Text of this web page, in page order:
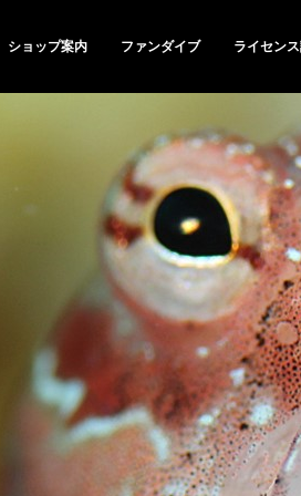
ショップ案内 ファンダイブ ライセン